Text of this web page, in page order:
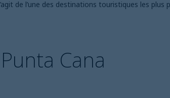
de l’une des destinations touristiques les
Cana